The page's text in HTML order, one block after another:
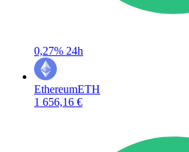
0,27% 24h
EthereumETH
1 656,16 €